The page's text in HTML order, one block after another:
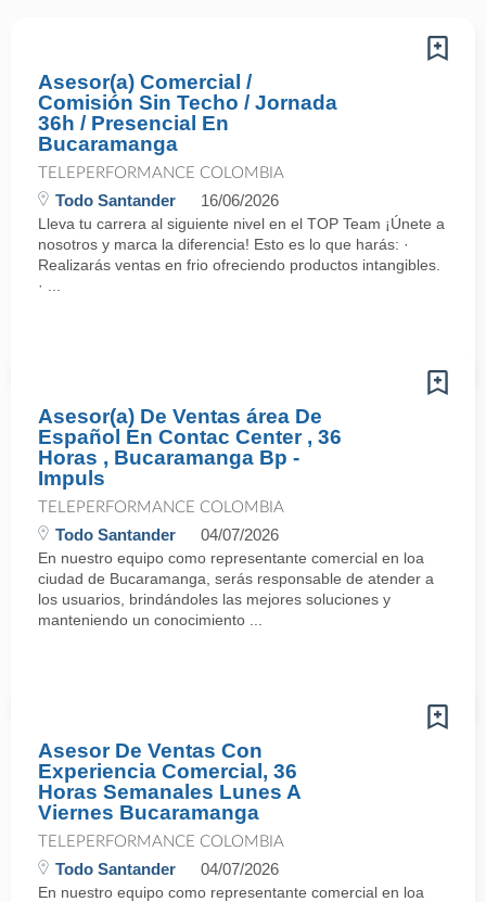
Asesor(a) Comercial /
Comisión Sin Techo / Jornada
36h / Presencial En
Bucaramanga
TELEPERFORMANCE COLOMBIA
Todo Santander 16/06/2026
Lleva tu carrera al siguiente nivel en el TOP Team ¡Únete a
nosotros y marca la diferencia! Esto es lo que harás: ·
Realizarás ventas en frio ofreciendo productos intangibles.
· ...
Asesor(a) De Ventas área De
Español En Contac Center , 36
Horas , Bucaramanga Bp -
Impuls
TELEPERFORMANCE COLOMBIA
Todo Santander 04/07/2026
En nuestro equipo como representante comercial en loa
ciudad de Bucaramanga, serás responsable de atender a
los usuarios, brindándoles las mejores soluciones y
manteniendo un conocimiento ...
Asesor De Ventas Con
Experiencia Comercial, 36
Horas Semanales Lunes A
Viernes Bucaramanga
TELEPERFORMANCE COLOMBIA
Todo Santander 04/07/2026
En nuestro equipo como representante comercial en loa